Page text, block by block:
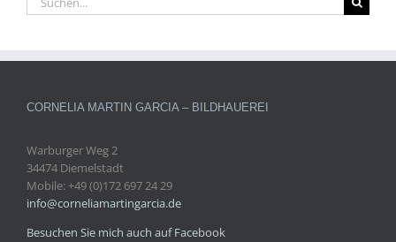
nach:
CORNELIA MARTIN GARCIA – BILDHAUEREI
Warburger Weg 2
34474 Diemelstadt
Mobile: +49 (0)172 697 24 29
info@corneliamartingarcia.de
Besuchen Sie mich auch auf Facebook